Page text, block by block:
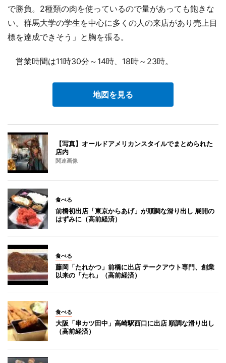
で勝負。2種類の肉を使っているので量があっても飽きな
い。群馬大学の学生を中心に多くの人の来店があり売上目
標を達成できそう」と胸を張る。
営業時間は11時30分～14時、18時～23時。
地図を見る
【写真】オールドアメリカンスタイルでまとめられた
店内
関連画像
食べる
前橋初出店「東京からあげ」が順調な滑り出し 展開の
はずみに（高前経済）
食べる
藤岡「たれかつ」前橋に出店 テークアウト専門、創業
以来の「たれ」（高前経済）
食べる
大阪「串カツ田中」高崎駅西口に出店 順調な滑り出し
（高前経済）